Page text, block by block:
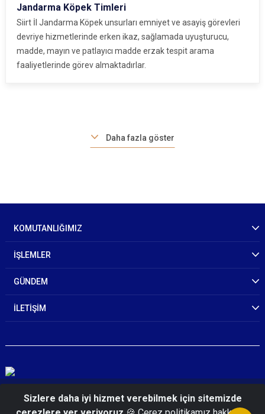
Jandarma Köpek Timleri
Siirt İl Jandarma Köpek unsurları emniyet ve asayiş görevleri
devriye hizmetlerinde erken ikaz, sağlamada uyuşturucu,
madde, mayın ve patlayıcı madde erzak tespit arama
faaliyetlerinde görev almaktadırlar.
Daha fazla göster
KOMUTANLIĞIMIZ
İŞLEMLER
GÜNDEM
İLETİŞİM
© 2026 Siirt İl Jandarma Komutanlığı
Sizlere daha iyi hizmet verebilmek için sitemizde